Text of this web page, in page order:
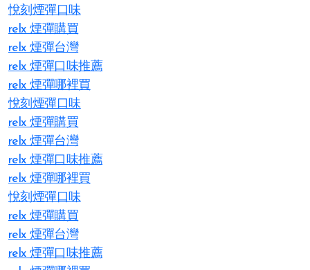
悅刻煙彈口味
relx 煙彈購買
relx 煙彈台灣
relx 煙彈口味推薦
relx 煙彈哪裡買
悅刻煙彈口味
relx 煙彈購買
relx 煙彈台灣
relx 煙彈口味推薦
relx 煙彈哪裡買
悅刻煙彈口味
relx 煙彈購買
relx 煙彈台灣
relx 煙彈口味推薦